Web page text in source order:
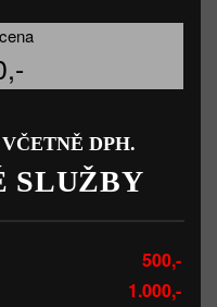
DPH.
SLUŽBY
500,-
1.000,-